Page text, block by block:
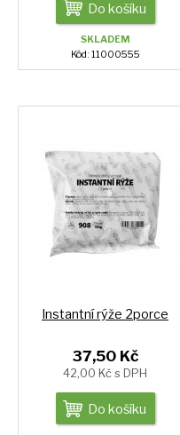
Do košíku
SKLADEM
Kód: 11000555
Instantní rýže 2porce
37,50 Kč
42,00 Kč s DPH
Do košíku